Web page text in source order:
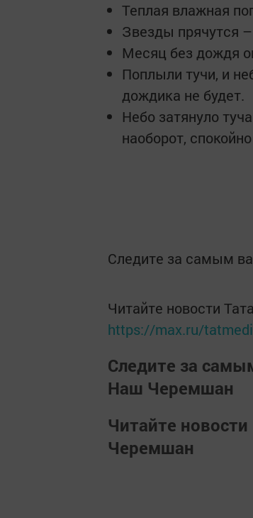
Теплая влажная
Звезды прячутся
Месяц без дождя
Поплыли тучи, и
дождика не будет.
Небо затянуло
наоборот,
Следите за самым
Читайте новости
https://max.ru/
Следите за
Наш Черемшан
Читайте
Черемшан